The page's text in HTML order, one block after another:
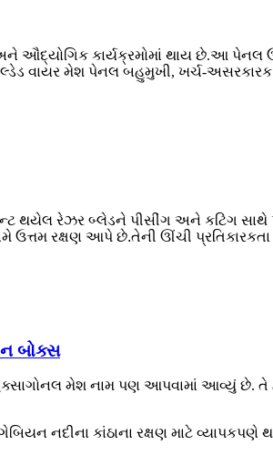
ઔદ્યોગિક કાર્યક્રમોમાં થાય છે.આ પેનલ
વાયર મેશ પેનલ બહુમુખી, ખર્ચ-
થયેલ રેઝર બ્લેડને પીસીંગ અને કટિંગ સાથે
ઉત્તમ રક્ષણ આપે છે.તેની ઊંચી
બોક્સ
મેશ નામ પણ આપવામાં આવ્યું છે. તે
નદીના કાંઠાના રક્ષણ માટે વ્યાપકપણે